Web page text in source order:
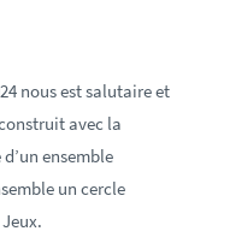
nous est salutaire et
avec la
ensemble
un cercle